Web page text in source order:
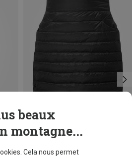
Vous économisez 41%
beaux
montagne...
Cela nous permet